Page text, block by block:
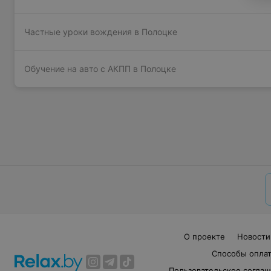
Частные уроки вождения в Полоцке
Обучение на авто с АКПП в Полоцке
О проекте
Способы